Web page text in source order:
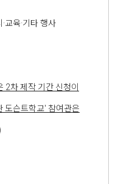
교육·기타 행사
2차 제작 기간 신청이
도슨트학교' 참여관은